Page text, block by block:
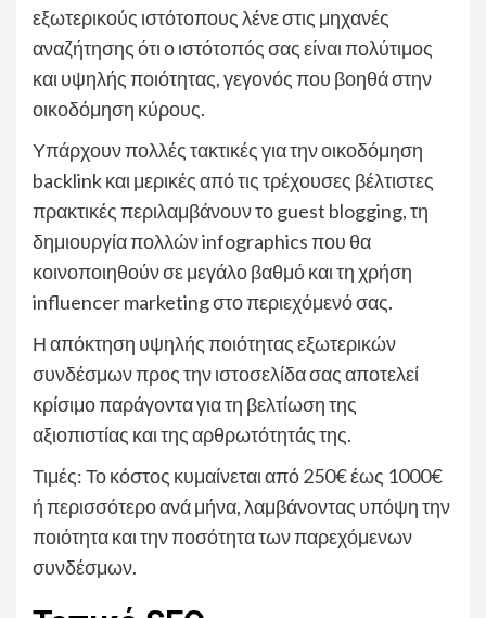
εξωτερικούς ιστότοπους λένε στις μηχανές
αναζήτησης ότι ο ιστότοπός σας είναι πολύτιμος
και υψηλής ποιότητας, γεγονός που βοηθά στην
οικοδόμηση κύρους.
Υπάρχουν πολλές τακτικές για την οικοδόμηση
backlink και μερικές από τις τρέχουσες βέλτιστες
πρακτικές περιλαμβάνουν το guest blogging, τη
δημιουργία πολλών infographics που θα
κοινοποιηθούν σε μεγάλο βαθμό και τη χρήση
influencer marketing στο περιεχόμενό σας.
Η απόκτηση υψηλής ποιότητας εξωτερικών
συνδέσμων προς την ιστοσελίδα σας αποτελεί
κρίσιμο παράγοντα για τη βελτίωση της
αξιοπιστίας και της αρθρωτότητάς της.
Τιμές: Το κόστος κυμαίνεται από 250€ έως 1000€
ή περισσότερο ανά μήνα, λαμβάνοντας υπόψη την
ποιότητα και την ποσότητα των παρεχόμενων
συνδέσμων.